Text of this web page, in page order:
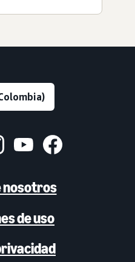
nosotros
de uso